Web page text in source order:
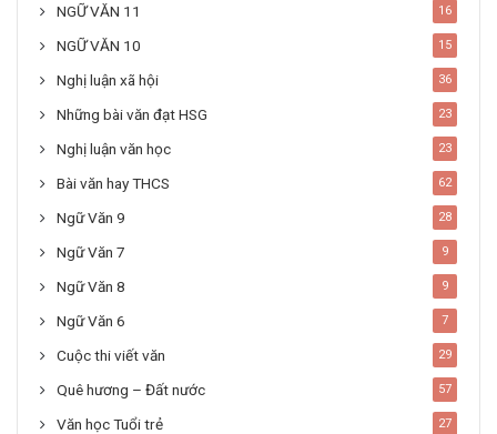
NGỮ VĂN 11 16
NGỮ VĂN 10 15
Nghị luận xã hội 36
Những bài văn đạt HSG 23
Nghị luận văn học 23
Bài văn hay THCS 62
Ngữ Văn 9 28
Ngữ Văn 7 9
Ngữ Văn 8 9
Ngữ Văn 6 7
Cuộc thi viết văn 29
Quê hương – Đất nước 57
Văn học Tuổi trẻ 27